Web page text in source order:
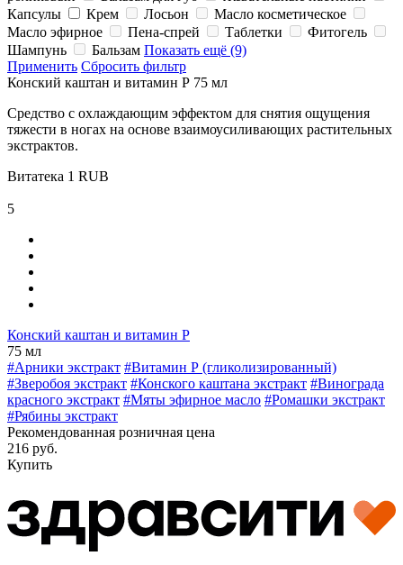
Капсулы
Крем Лосьон
Масло косметическое
Масло эфирное
Пена-спрей Таблетки
Фитогель
Шампунь
Бальзам Показать ещё (9)
Применить Сбросить фильтр
Конский каштан и витамин Р 75 мл
Средство с охлаждающим эффектом для снятия ощущения
тяжести в ногах на основе взаимоусиливающих растительных
экстрактов.
Витатека 1 RUB
5
Конский каштан и витамин Р
75 мл
#Арники экстракт #Витамин Р (гликолизированный)
#Зверобоя экстракт #Конского каштана экстракт #Винограда
красного экстракт #Мяты эфирное масло #Ромашки экстракт
#Рябины экстракт
Рекомендованная розничная цена
216 руб.
Купить